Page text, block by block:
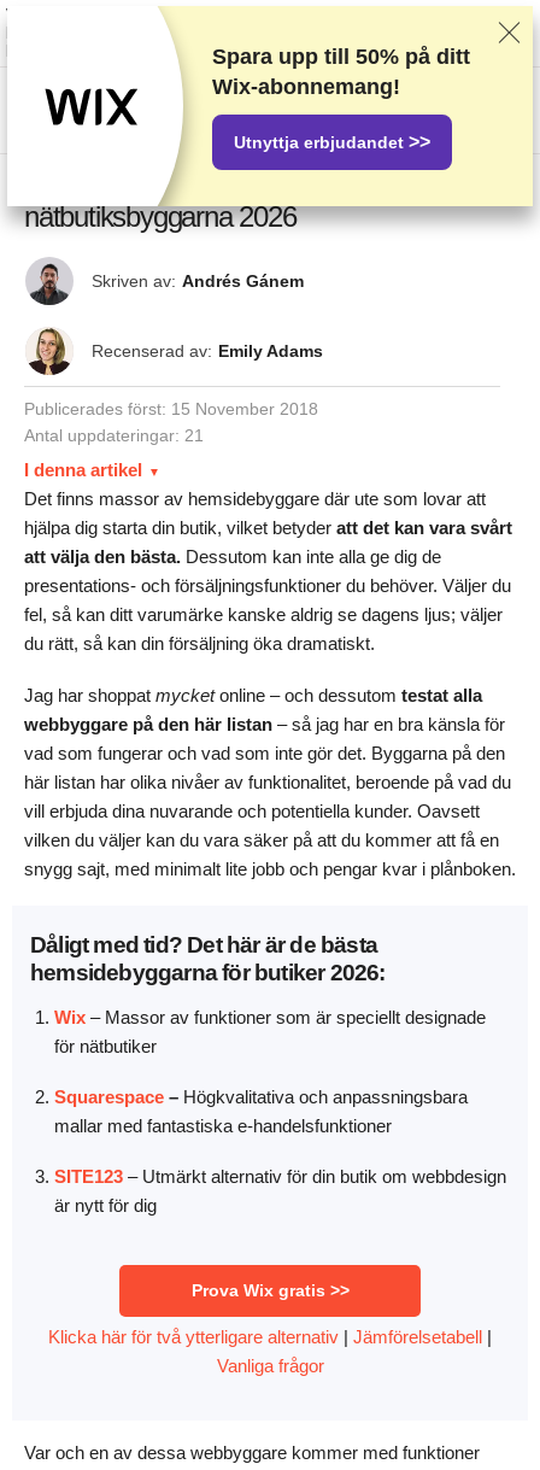
Vi rankar leverantörer baserat på rigorösa tester och efterforskning, men vi
lyssnar även på din feedback och våra kommersiella avtal med
leverantörer. Denna sida innehåller partnerlänkar.Annonseringsinformation
De 5 bästa (FAKTISKT GRATIS)
nätbutiksbyggarna 2026
Skriven av: Andrés Gánem
Recenserad av: Emily Adams
Publicerades först: 15 November 2018
Antal uppdateringar: 21
I denna artikel
Det finns massor av hemsidebyggare där ute som lovar att
hjälpa dig starta din butik, vilket betyder att det kan vara svårt
att välja den bästa. Dessutom kan inte alla ge dig de
presentations- och försäljningsfunktioner du behöver. Väljer du
fel, så kan ditt varumärke kanske aldrig se dagens ljus; väljer
du rätt, så kan din försäljning öka dramatiskt.
Jag har shoppat mycketonline – och dessutom testat alla
webbyggare på den här listan – så jag har en bra känsla för
vad som fungerar och vad som inte gör det. Byggarna på den
här listan har olika nivåer av funktionalitet, beroende på vad du
vill erbjuda dina nuvarande och potentiella kunder. Oavsett
vilken du väljer kan du vara säker på att du kommer att få en
snygg sajt, med minimalt lite jobb och pengar kvar i plånboken.
Dåligt med tid? Det här är de bästa
hemsidebyggarna för butiker2026:
Wix – Massor av funktioner som är speciellt designade
för nätbutiker
Squarespace – Högkvalitativa och anpassningsbara
mallar med fantastiska e-handelsfunktioner
SITE123 – Utmärkt alternativ för din butik om webbdesign
är nytt för dig
Prova Wix gratis >>
Klicka här för två ytterligare alternativ | Jämförelsetabell |
Vanliga frågor
Var och en av dessa webbyggare kommer med funktioner
Spara upp till 50% på ditt
Wix-abonnemang!
Utnyttja erbjudandet >>